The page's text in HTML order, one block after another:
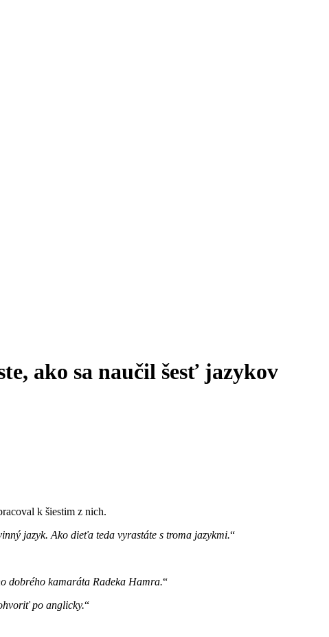
ako sa naučil šesť jazykov
k šiestim z nich.
jazyk. Ako dieťa teda vyrastáte s troma jazykmi.
dobrého kamaráta Radeka Hamra.
po anglicky.